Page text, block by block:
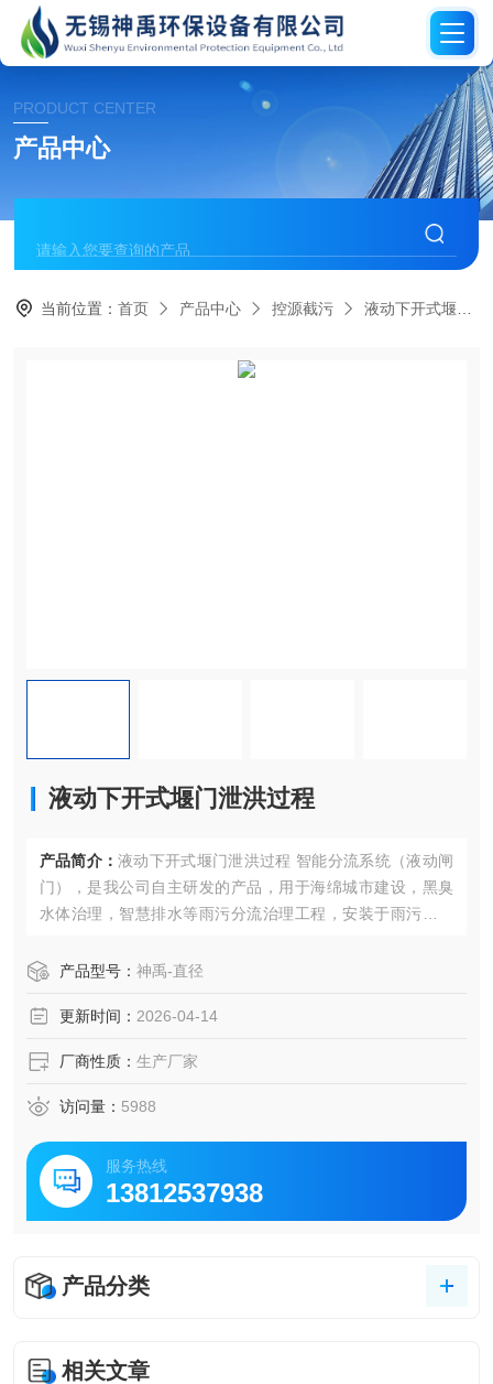
PRODUCT CENTER
产品中心
当前位置：首页 产品中心 控源截污 液动下开式堰门
液动下开式堰门泄洪过程
产品简介： 液动下开式堰门泄洪过程 智能分流系统（液动闸
门），是我公司自主研发的产品，用于海绵城市建设，黑臭
水体治理，智慧排水等雨污分流治理工程，安装于雨污分流
产品型号： 神禹-直径
更新时间： 2026-04-14
厂商性质： 生产厂家
访问量： 5988
服务热线
13812537938
产品分类
相关文章